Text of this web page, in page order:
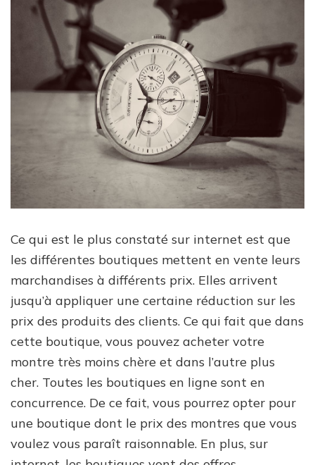
Ce qui est le plus constaté sur internet est que
les différentes boutiques mettent en vente leurs
marchandises à différents prix. Elles arrivent
jusqu’à appliquer une certaine réduction sur les
prix des produits des clients. Ce qui fait que dans
cette boutique, vous pouvez acheter votre
montre très moins chère et dans l’autre plus
cher. Toutes les boutiques en ligne sont en
concurrence. De ce fait, vous pourrez opter pour
une boutique dont le prix des montres que vous
voulez vous paraît raisonnable. En plus, sur